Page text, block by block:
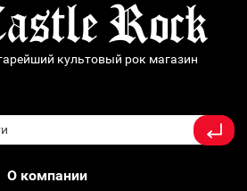
культовый рок магазин
О компании